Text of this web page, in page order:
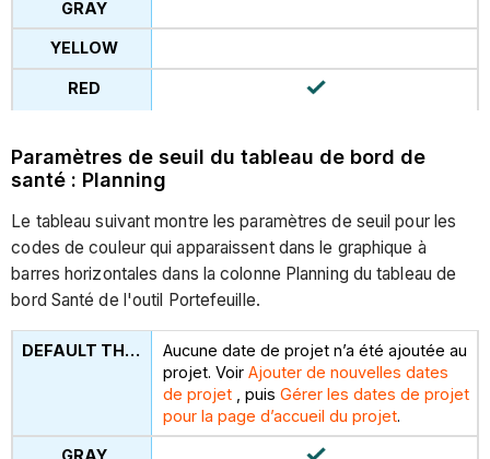
Paramètres de seuil du tableau de bord de
santé : Planning
Le tableau suivant montre les paramètres de seuil pour les
codes de couleur qui apparaissent dans le graphique à
barres horizontales dans la colonne Planning du tableau de
bord Santé de l'outil Portefeuille.
Aucune date de projet n’a été ajoutée au
projet. VoirAjouter de nouvelles dates
de projet , puisGérer les dates de projet
pour la page d’accueil du projet.